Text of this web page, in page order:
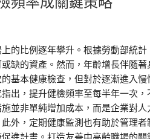
的比例逐年攀升。根據勞動部統計
缺的資產。然而，年齡增長伴隨
基本健康檢查，但對於逐漸進入
出，提升健檢頻率至每半年一次
並非單純增加成本，而是企業對
外，定期健康監測也有助於管理